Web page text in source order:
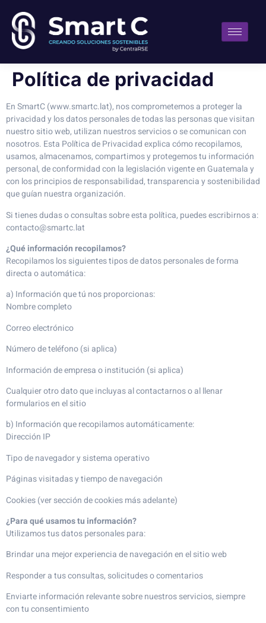
Política de privacidad
En SmartC (www.smartc.lat), nos comprometemos a proteger la
privacidad y los datos personales de todas las personas que visitan
nuestro sitio web, utilizan nuestros servicios o se comunican con
nosotros. Esta Política de Privacidad explica cómo recopilamos,
usamos, almacenamos, compartimos y protegemos tu información
personal, de conformidad con la legislación vigente en Guatemala y
con los principios de responsabilidad, transparencia y sostenibilidad
que guían nuestra organización.
Si tienes dudas o consultas sobre esta política, puedes escribirnos a:
contacto@smartc.lat
¿Qué información recopilamos?
Recopilamos los siguientes tipos de datos personales de forma
directa o automática:
a) Información que tú nos proporcionas:
Nombre completo
Correo electrónico
Número de teléfono (si aplica)
Información de empresa o institución (si aplica)
Cualquier otro dato que incluyas al contactarnos o al llenar
formularios en el sitio
b) Información que recopilamos automáticamente:
Dirección IP
Tipo de navegador y sistema operativo
Páginas visitadas y tiempo de navegación
Cookies (ver sección de cookies más adelante)
¿Para qué usamos tu información?
Utilizamos tus datos personales para:
Brindar una mejor experiencia de navegación en el sitio web
Responder a tus consultas, solicitudes o comentarios
Enviarte información relevante sobre nuestros servicios, siempre
con tu consentimiento